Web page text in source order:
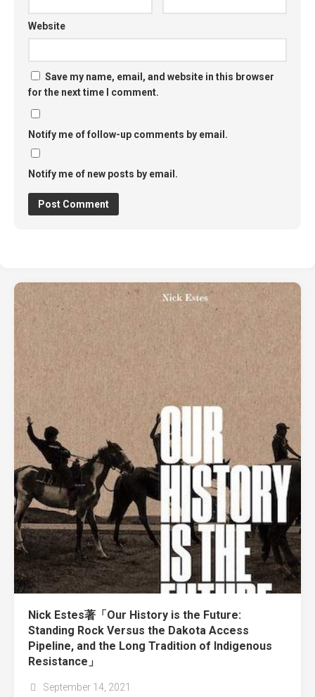
Website
Save my name, email, and website in this browser
for the next time I comment.
Notify me of follow-up comments by email.
Notify me of new posts by email.
Nick Estes著「Our History is the Future:
Standing Rock Versus the Dakota Access
Pipeline, and the Long Tradition of Indigenous
Resistance」
September 14, 2021